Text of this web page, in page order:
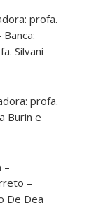
profa.
Silvani
profa.
Burin e
–
–
De Dea